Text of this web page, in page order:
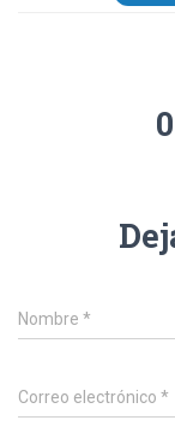
Nombre *
Correo electrónico *